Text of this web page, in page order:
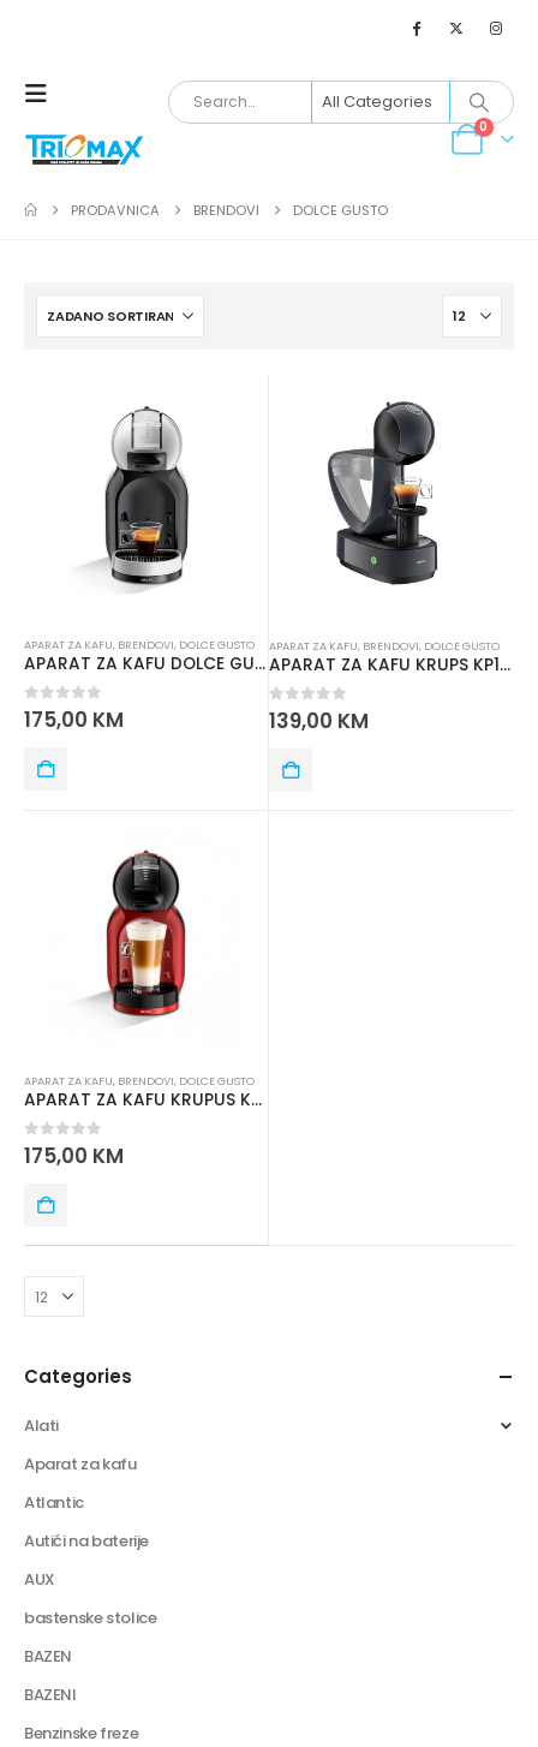
0
PRODAVNICA BRENDOVI DOLCE GUSTO
APARAT ZA KAFU, BRENDOVI, DOLCE GUSTO
APARAT ZA KAFU DOLCE GUSTO KP123B31 KRUPS
0out of 5
175,00 KM
APARAT ZA KAFU, BRENDOVI, DOLCE GUSTO
APARAT ZA KAFU KRUPS KP173B10 INFINISSIMA COSMIC
0out of 5
139,00 KM
APARAT ZA KAFU, BRENDOVI, DOLCE GUSTO
APARAT ZA KAFU KRUPUS KP120H31
0out of 5
175,00 KM
Categories
Alati
Aparat za kafu
Atlantic
Autići na baterije
AUX
bastenske stolice
BAZEN
BAZENI
Benzinske freze